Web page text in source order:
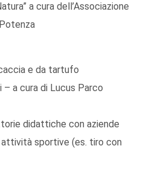
a cura dell’Associazione
e da tartufo
a cura di Lucus Parco
didattiche con aziende
sportive (es. tiro con